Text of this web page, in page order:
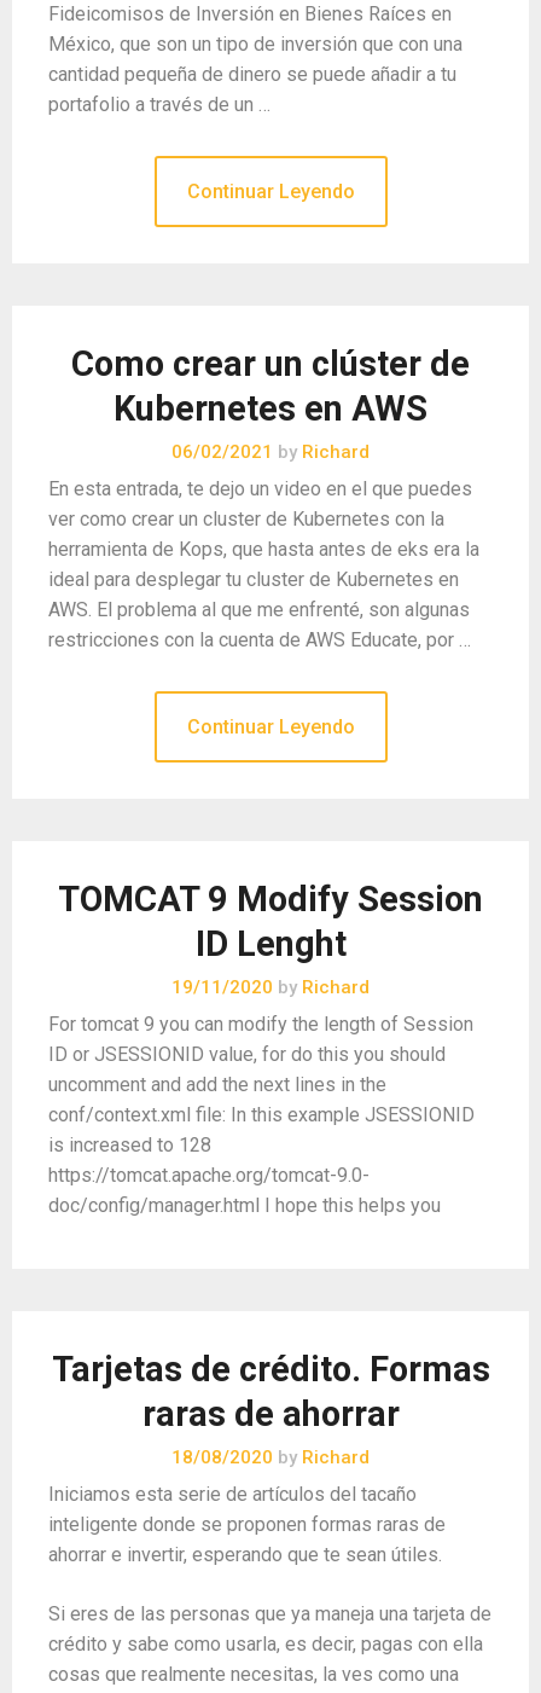
Fideicomisos de Inversión en Bienes Raíces en
México, que son un tipo de inversión que con una
cantidad pequeña de dinero se puede añadir a tu
portafolio a través de un …
Continuar Leyendo
Como crear un clúster de
Kubernetes en AWS
06/02/2021 by Richard
En esta entrada, te dejo un video en el que puedes
ver como crear un cluster de Kubernetes con la
herramienta de Kops, que hasta antes de eks era la
ideal para desplegar tu cluster de Kubernetes en
AWS. El problema al que me enfrenté, son algunas
restricciones con la cuenta de AWS Educate, por …
Continuar Leyendo
TOMCAT 9 Modify Session
ID Lenght
19/11/2020 by Richard
For tomcat 9 you can modify the length of Session
ID or JSESSIONID value, for do this you should
uncomment and add the next lines in the
conf/context.xml file: In this example JSESSIONID
is increased to 128
https://tomcat.apache.org/tomcat-9.0-
doc/config/manager.html I hope this helps you
Tarjetas de crédito. Formas
raras de ahorrar
18/08/2020 by Richard
Iniciamos esta serie de artículos del tacaño
inteligente donde se proponen formas raras de
ahorrar e invertir, esperando que te sean útiles.
Si eres de las personas que ya maneja una tarjeta de
crédito y sabe como usarla, es decir, pagas con ella
cosas que realmente necesitas, la ves como una